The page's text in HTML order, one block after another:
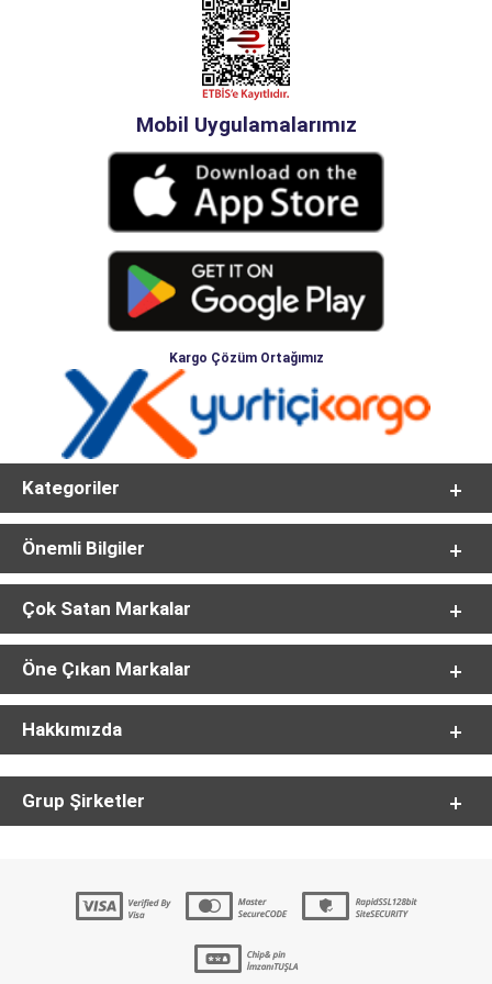
Mobil Uygulamalarımız
Kargo Çözüm Ortağımız
Kategoriler
Önemli Bilgiler
Çok Satan Markalar
Öne Çıkan Markalar
Hakkımızda
Grup Şirketler